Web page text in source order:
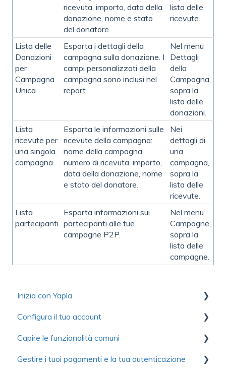
ricevuta, importo, data della
donazione, nome e stato
del donatore.
lista delle
ricevute.
Lista delle
Donazioni
per
Campagna
Unica
Esporta i dettagli della
campagna sulla donazione. I
campi personalizzati della
campagna sono inclusi nel
report.
Nel menu
Dettagli
della
Campagna,
sopra la
lista delle
donazioni.
Lista
ricevute per
una singola
campagna
Esporta le informazioni sulle
ricevute della campagna:
nome della campagna,
numero di ricevuta, importo,
data della donazione, nome
e stato del donatore.
Nei
dettagli di
una
campagna,
sopra la
lista delle
ricevute.
Lista
partecipanti
Esporta informazioni sui
partecipanti alle tue
campagne P2P.
Nel menu
Campagne,
sopra la
lista delle
campagne.
Inizia con Yapla
Raccolta di risorse utili per scoprire Yapla
Per iniziare
Ottimizzare l'utilizzo di Yapla
Configura il tuo account
Primi passi
Account
Capire le funzionalità comuni
Comunicazioni
Gestire i tuoi pagamenti e la tua autenticazione